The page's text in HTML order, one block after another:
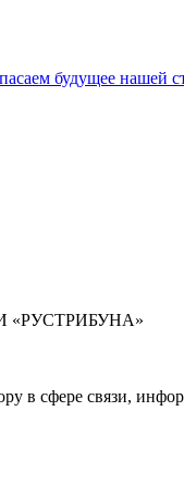
будущее нашей
в сфере связи,